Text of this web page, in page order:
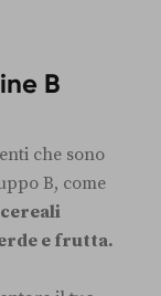
B
che sono
B, come
e frutta.